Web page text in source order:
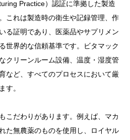
Practice）認証に準拠した製造
これは製造時の衛生や記録管理、作
る証明であり、医薬品やサプリメン
世界的な信頼基準です。ビタマック
クリーンルーム設備、温度・湿度管
など、すべてのプロセスにおいて厳
す。
こだわりがあります。例えば、マカ
た無農薬のものを使用し、ロイヤル